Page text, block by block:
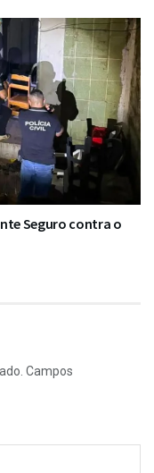
Seguro contra o
Campos